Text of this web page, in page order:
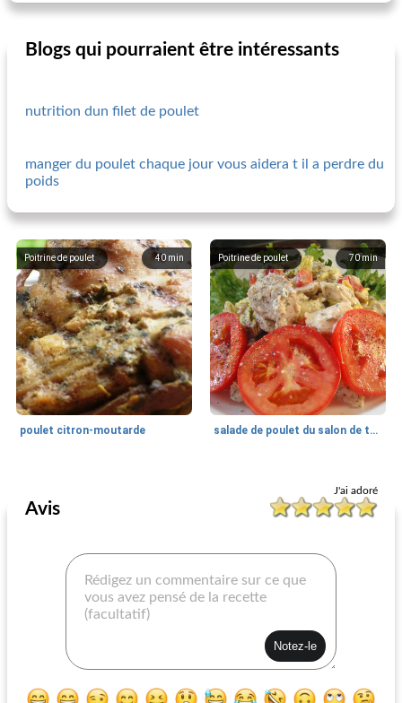
Blogs qui pourraient être intéressants
nutrition dun filet de poulet
manger du poulet chaque jour vous aidera t il a perdre du
poids
40 min
Poitrine de poulet
poulet citron-moutarde
70min
Poitrine de poulet
salade de poulet du salon de thé annie de pomme
J'ai adoré
Avis